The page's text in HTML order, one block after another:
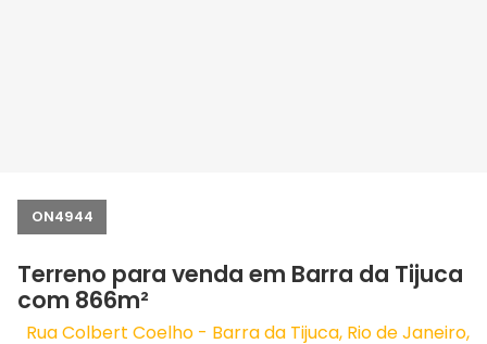
ON4944
Terreno para venda em Barra da Tijuca
com 866m²
Rua Colbert Coelho - Barra da Tijuca, Rio de Janeiro,